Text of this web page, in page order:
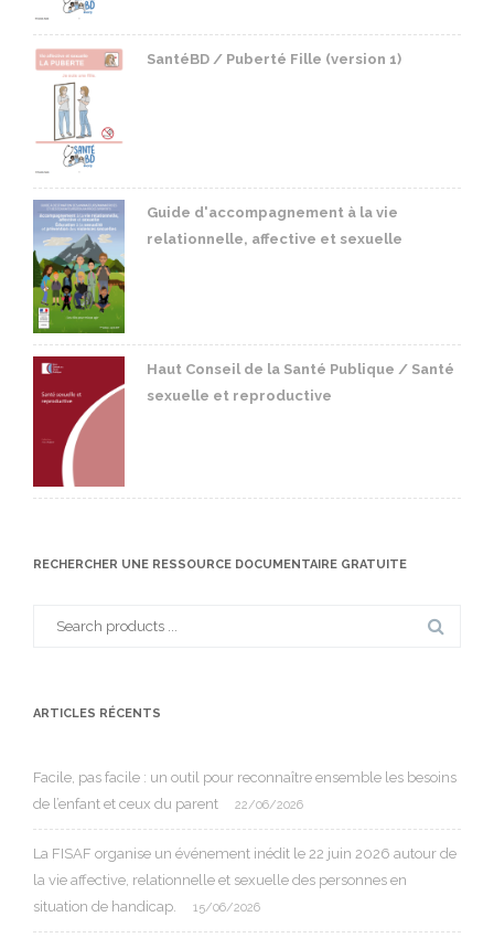
SantéBD / Puberté Fille (version 1)
Guide d'accompagnement à la vie
relationnelle, affective et sexuelle
Haut Conseil de la Santé Publique / Santé
sexuelle et reproductive
RECHERCHER UNE RESSOURCE DOCUMENTAIRE GRATUITE
ARTICLES RÉCENTS
Facile, pas facile : un outil pour reconnaître ensemble les besoins
de l’enfant et ceux du parent
22/06/2026
La FISAF organise un événement inédit le 22 juin 2026 autour de
la vie affective, relationnelle et sexuelle des personnes en
situation de handicap.
15/06/2026